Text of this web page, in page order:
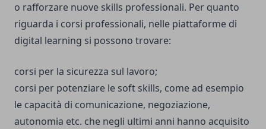
o rafforzare nuove skills professionali. Per quanto
riguarda i corsi professionali, nelle piattaforme di
digital learning si possono trovare:
corsi per la sicurezza sul lavoro;
corsi per potenziare le soft skills, come ad esempio
le capacità di comunicazione, negoziazione,
autonomia etc. che negli ultimi anni hanno acquisito